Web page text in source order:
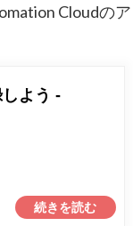
Cloudのア
よう -